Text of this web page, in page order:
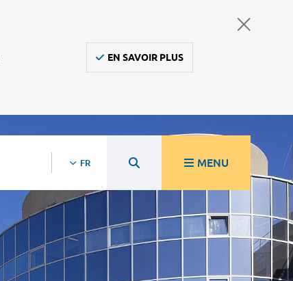
EN SAVOIR PLUS
FR MENU